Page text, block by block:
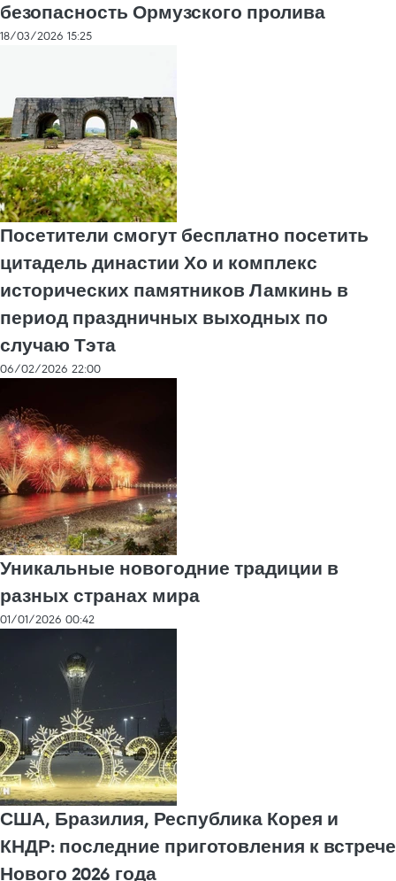
безопасность Ормузского пролива
18/03/2026 15:25
Посетители смогут бесплатно посетить
цитадель династии Хо и комплекс
исторических памятников Ламкинь в
период праздничных выходных по
случаю Тэта
06/02/2026 22:00
Уникальные новогодние традиции в
разных странах мира
01/01/2026 00:42
США, Бразилия, Республика Корея и
КНДР: последние приготовления к встрече
Нового 2026 года